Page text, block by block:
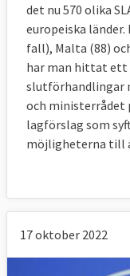
det nu 570 olika
europeiska
fall), Malta (88)
har man hittat ett
slutförhandlingar
och ministerrådet
lagförslag som
möjligheterna till
17 oktober 2022